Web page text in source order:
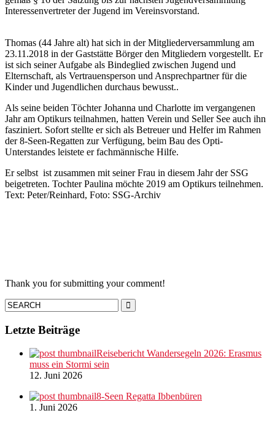
Interessenvertreter der Jugend im Vereinsvorstand.
Thomas (44 Jahre alt) hat sich in der Mitgliederversammlung am
23.11.2018 in der Gaststätte Börger den Mitgliedern vorgestellt. Er
ist sich seiner Aufgabe als Bindeglied zwischen Jugend und
Elternschaft, als Vertrauensperson und Ansprechpartner für die
Kinder und Jugendlichen durchaus bewusst..
Als seine beiden Töchter Johanna und Charlotte im vergangenen
Jahr am Optikurs teilnahmen, hatten Verein und Seller See auch ihn
fasziniert. Sofort stellte er sich als Betreuer und Helfer im Rahmen
der 8-Seen-Regatten zur Verfügung, beim Bau des Opti-
Unterstandes leistete er fachmännische Hilfe.
Er selbst ist zusammen mit seiner Frau in diesem Jahr der SSG
beigetreten. Tochter Paulina möchte 2019 am Optikurs teilnehmen.
Text: Peter/Reinhard, Foto: SSG-Archiv
Thank you for submitting your comment!
Letzte Beiträge
Reisebericht Wandersegeln 2026: Erasmus
muss ein Stormi sein
12. Juni 2026
8-Seen Regatta Ibbenbüren
1. Juni 2026